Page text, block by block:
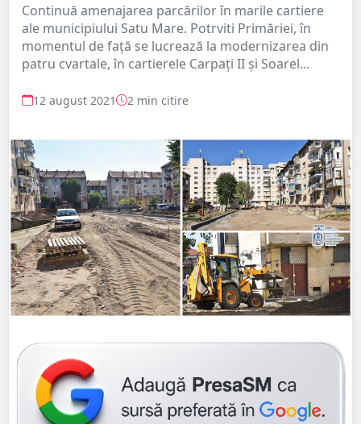
Continuă amenajarea parcărilor în marile cartiere
ale municipiului Satu Mare. Potrviti Primăriei, în
momentul de față se lucrează la modernizarea din
patru cvartale, în cartierele Carpați II și Soarel...
12 august 2021 2 min citire